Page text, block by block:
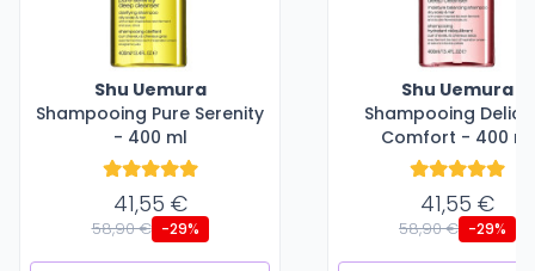
Shu Uemura
Shampooing Pure Serenity
- 400 ml
41,55 €
58,90 € -29%
Shu Uemura
Shampooing
Comfort - 400 ml
41,55 €
58,90 € -29%